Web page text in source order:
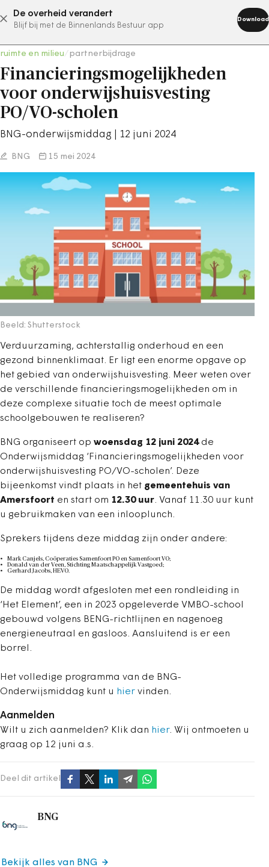
De overheid verandert
Blijf bij met de Binnenlands Bestuur app
Download
abonneer nu
ruimte en milieu partnerbijdrage
Financieringsmogelijkheden
voor onderwijshuisvesting
PO/VO-scholen
BNG-onderwijsmiddag | 12 juni 2024
BNG 15 mei 2024
Beeld: Shutterstock
Verduurzaming, achterstallig onderhoud en een
gezond binnenklimaat. Er ligt een enorme opgave op
het gebied van onderwijshuisvesting. Meer weten over
de verschillende financieringsmogelijkheden om in
deze complexe situatie toch de meest optimale
schoolgebouwen te realiseren?
BNG organiseert op woensdag 12 juni 2024 de
Onderwijsmiddag ‘Financieringsmogelijkheden voor
onderwijshuisvesting PO/VO-scholen’. Deze
bijeenkomst vindt plaats in het gemeentehuis van
Amersfoort en start om 12.30 uur. Vanaf 11.30 uur kunt
u gebruikmaken van een inlooplunch.
Sprekers tijdens deze middag zijn onder andere:
Mark Canjels, Coöperaties Samenfoort PO en Samenfoort VO;
Donald van der Veen, Stichting Maatschappelijk Vastgoed;
Gerhard Jacobs, HEVO.
De middag wordt afgesloten met een rondleiding in
‘Het Element’, een in 2023 opgeleverde VMBO-school
gebouwd volgens BENG-richtlijnen en nagenoeg
energieneutraal en gasloos. Aansluitend is er een
borrel.
Het volledige programma van de BNG-
Onderwijsmiddag kunt u hier vinden.
Aanmelden
Wilt u zich aanmelden? Klik dan hier. Wij ontmoeten u
graag op 12 juni a.s.
Deel dit artikel
BNG
Bekijk alles van BNG